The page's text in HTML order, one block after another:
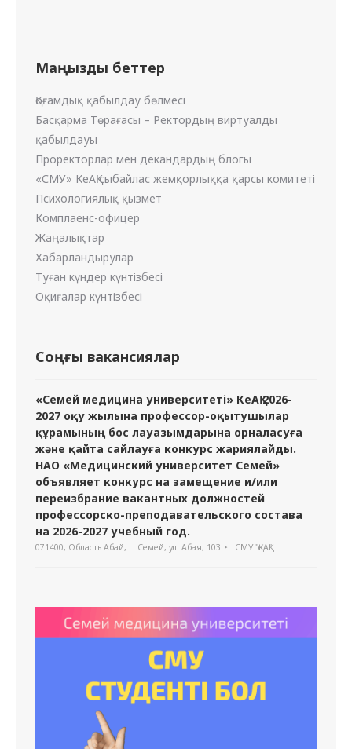
Маңызды беттер
Қоғамдық қабылдау бөлмесі
Басқарма Төрағасы – Ректордың виртуалды
қабылдауы
Проректорлар мен декандардың блогы
«СМУ» КеАҚ сыбайлас жемқорлыққа қарсы комитеті
Психологиялық қызмет
Комплаенс-офицер
Жаңалықтар
Хабарландырулар
Туған күндер күнтізбесі
Оқиғалар күнтізбесі
Соңғы вакансиялар
«Семей медицина университеті» КеАҚ 2026-
2027 оқу жылына профессор-оқытушылар
құрамының бос лауазымдарына орналасуға
және қайта сайлауға конкурс жариялайды.
НАО «Медицинский университет Семей»
объявляет конкурс на замещение и/или
переизбрание вакантных должностей
профессорско-преподавательского состава
на 2026-2027 учебный год.
071400, Область Абай, г. Семей, ул. Абая, 103 СМУ "ҚеАҚ"